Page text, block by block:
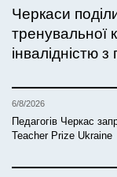
Черкаси
тренувальної
інвалідністю з
6/8/2026
Педагогів Черкас
Teacher Prize Ukraine